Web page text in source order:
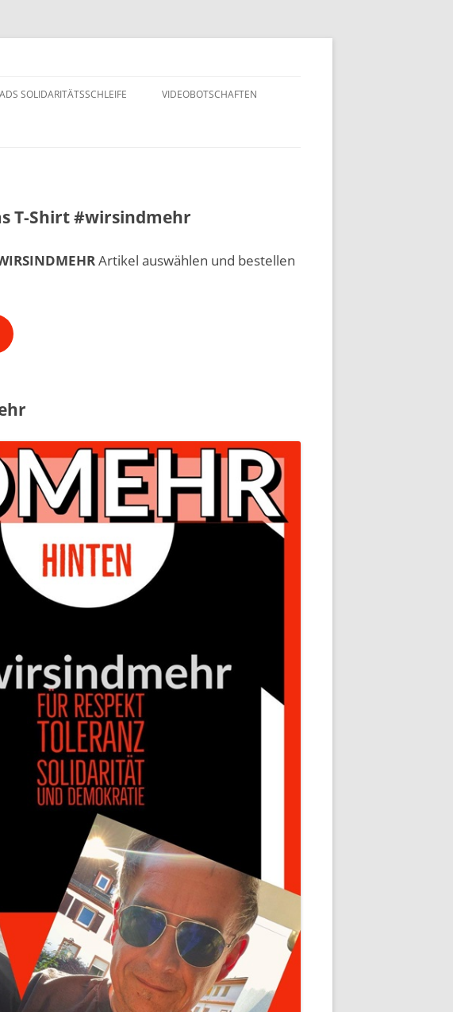
SOLIDARITÄTSSCHLEIFE VIDEOBOTSCHAFTEN
T-Shirt #wirsindmehr
Artikel auswählen und bestellen